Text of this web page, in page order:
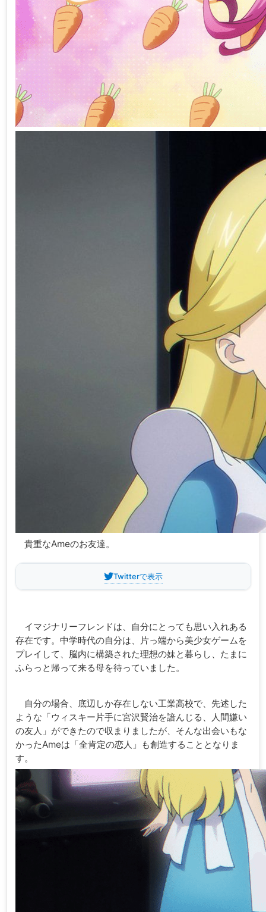
貴重なAmeのお友達。
Twitterで表示
イマジナリーフレンドは、自分にとっても思い入れある
存在です。中学時代の自分は、片っ端から美少女ゲームを
プレイして、脳内に構築された理想の妹と暮らし、たまに
ふらっと帰って来る母を待っていました。
自分の場合、底辺しか存在しない工業高校で、先述した
ような「ウィスキー片手に宮沢賢治を諳んじる、人間嫌い
の友人」ができたので収まりましたが、そんな出会いもな
かったAmeは「全肯定の恋人」も創造することとなりま
す。